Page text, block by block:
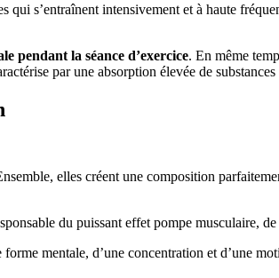
qui s’entraînent intensivement et à haute
pendant la séance d’exercice. En même
par une absorption élevée de
elles créent une composition
du puissant effet pompe musculaire,
forme mentale, d’une concentration et d’une